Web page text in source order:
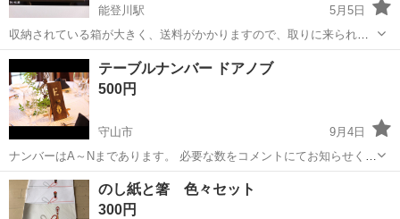
能登川駅
5月5日
収納されている箱が大きく、送料がかかりますので、取りに来られる
方限定でお願い致します。 当方の自宅又は勤め先近くでのお引渡しが
可能ですので、東近江市 又は 彦根市の内ご都合のよろしい場所をお選
び下さい。 長期保管...
滋賀 東近江市 能登川駅 冠婚葬祭 結納
テーブルナンバー ドアノブ
500円
守山市
9月4日
ナンバーはA～Nまであります。 必要な数をコメントにてお知らせくだ
さい。 自分の結婚式の際に、ドアノブ型のテーブルナンバーを ハンド
メイドしました。 気持ち新たに、2人の人生への扉を開く… という気
持ちを込...
滋賀 守山市 冠婚葬祭 ドアノブ
のし紙と箸 色々セット
300円